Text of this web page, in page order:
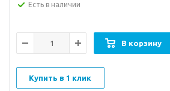
Есть в наличии
В корзину
Купить в 1 клик